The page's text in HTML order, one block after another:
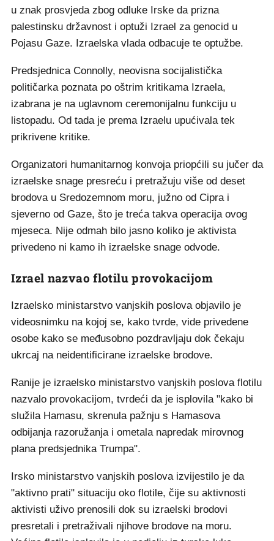
u znak prosvjeda zbog odluke Irske da prizna
palestinsku državnost i optuži Izrael za genocid u
Pojasu Gaze. Izraelska vlada odbacuje te optužbe.
Predsjednica Connolly, neovisna socijalistička
političarka poznata po oštrim kritikama Izraela,
izabrana je na uglavnom ceremonijalnu funkciju u
listopadu. Od tada je prema Izraelu upućivala tek
prikrivene kritike.
Organizatori humanitarnog konvoja priopćili su jučer da
izraelske snage presreću i pretražuju više od deset
brodova u Sredozemnom moru, južno od Cipra i
sjeverno od Gaze, što je treća takva operacija ovog
mjeseca. Nije odmah bilo jasno koliko je aktivista
privedeno ni kamo ih izraelske snage odvode.
Izrael nazvao flotilu provokacijom
Izraelsko ministarstvo vanjskih poslova objavilo je
videosnimku na kojoj se, kako tvrde, vide privedene
osobe kako se međusobno pozdravljaju dok čekaju
ukrcaj na neidentificirane izraelske brodove.
Ranije je izraelsko ministarstvo vanjskih poslova flotilu
nazvalo provokacijom, tvrdeći da je isplovila "kako bi
služila Hamasu, skrenula pažnju s Hamasova
odbijanja razoružanja i ometala napredak mirovnog
plana predsjednika Trumpa".
Irsko ministarstvo vanjskih poslova izvijestilo je da
"aktivno prati" situaciju oko flotile, čije su aktivnosti
aktivisti uživo prenosili dok su izraelski brodovi
presretali i pretraživali njihove brodove na moru.